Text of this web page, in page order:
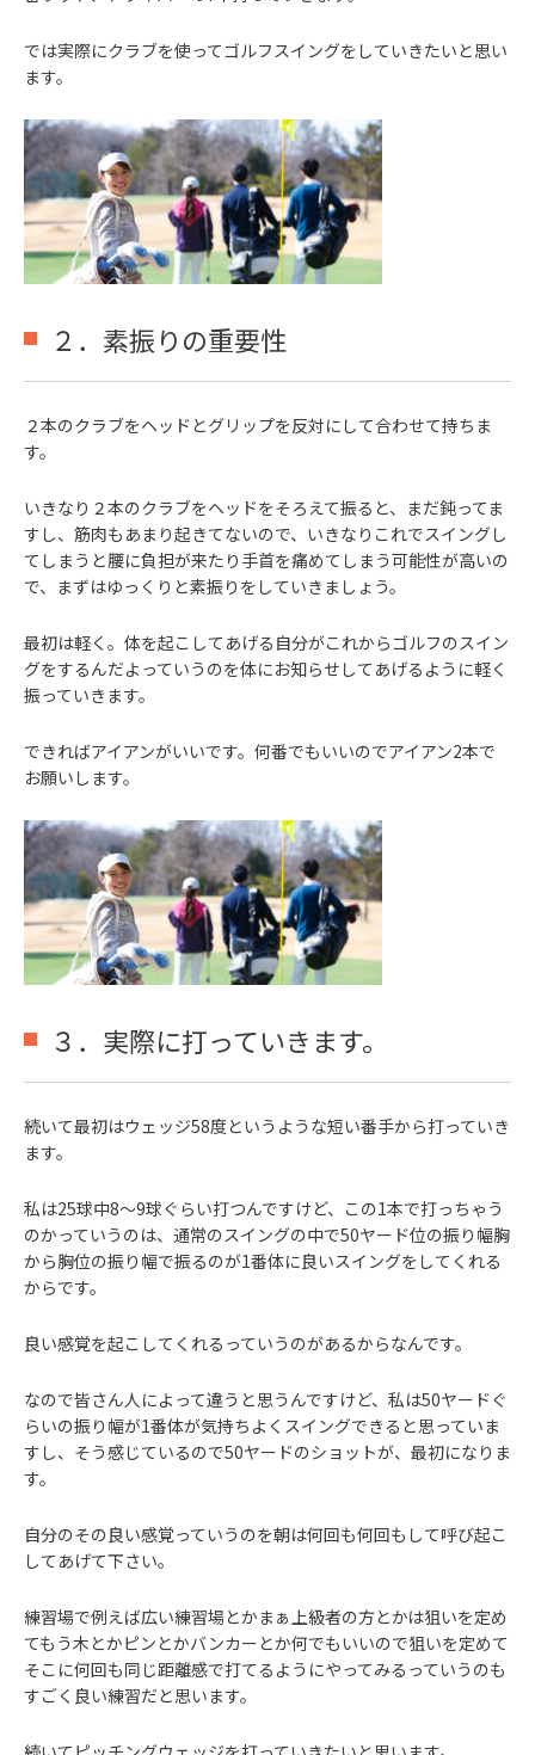
では実際にクラブを使ってゴルフスイングをしていきたいと思い
ます。
２．素振りの重要性
２本のクラブをヘッドとグリップを反対にして合わせて持ちま
す。
いきなり２本のクラブをヘッドをそろえて振ると、まだ鈍ってま
すし、筋肉もあまり起きてないので、いきなりこれでスイングし
てしまうと腰に負担が来たり手首を痛めてしまう可能性が高いの
で、まずはゆっくりと素振りをしていきましょう。
最初は軽く。体を起こしてあげる自分がこれからゴルフのスイン
グをするんだよっていうのを体にお知らせしてあげるように軽く
振っていきます。
できればアイアンがいいです。何番でもいいのでアイアン2本で
お願いします。
３．実際に打っていきます。
続いて最初はウェッジ58度というような短い番手から打っていき
ます。
私は25球中8～9球ぐらい打つんですけど、この1本で打っちゃう
のかっていうのは、通常のスイングの中で50ヤード位の振り幅胸
から胸位の振り幅で振るのが1番体に良いスイングをしてくれる
からです。
良い感覚を起こしてくれるっていうのがあるからなんです。
なので皆さん人によって違うと思うんですけど、私は50ヤードぐ
らいの振り幅が1番体が気持ちよくスイングできると思っていま
すし、そう感じているので50ヤードのショットが、最初になりま
す。
自分のその良い感覚っていうのを朝は何回も何回もして呼び起こ
してあげて下さい。
練習場で例えば広い練習場とかまぁ上級者の方とかは狙いを定め
てもう木とかピンとかバンカーとか何でもいいので狙いを定めて
そこに何回も同じ距離感で打てるようにやってみるっていうのも
すごく良い練習だと思います。